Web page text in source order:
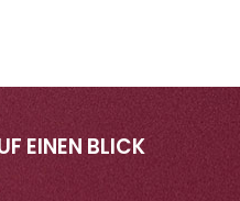
EINEN BLICK